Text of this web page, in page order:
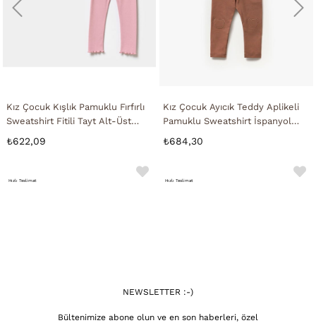
Kız Çocuk Kışlık Pamuklu Fırfırlı
Sweatshirt Fitili Tayt Alt-Üst
₺622,09
Hızlı Teslimat
Kız Çocuk Ayıcık Teddy Aplikeli
Pamuklu Sweatshirt İspanyol
₺684,30
Hızlı Teslimat
NEWSLETTER :-)
Bültenimize abone olun ve en son haberleri, özel